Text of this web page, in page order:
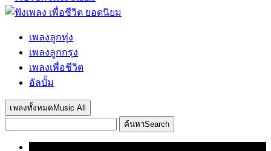
เพลงลูกทุ่ง
เพลงลูกกรุง
เพลงเพื่อชีวิต
อัลบั้ม
เพลงทั้งหมด Music All
ค้นหาSearch